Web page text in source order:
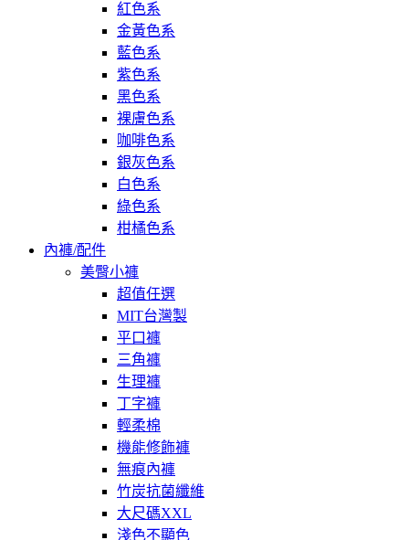
紅色系
金黃色系
藍色系
紫色系
黑色系
裸膚色系
咖啡色系
銀灰色系
白色系
綠色系
柑橘色系
內褲/配件
美臀小褲
超值任選
MIT台灣製
平口褲
三角褲
生理褲
丁字褲
輕柔棉
機能修飾褲
無痕內褲
竹炭抗菌纖維
大尺碼XXL
淺色不顯色